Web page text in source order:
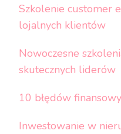
Szkolenie customer
lojalnych klientów
Nowoczesne
skutecznych liderów
10 błędów
Inwestowanie w